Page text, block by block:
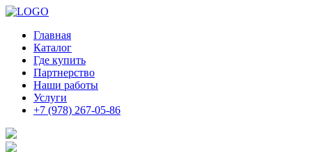
Главная
Каталог
Где купить
Партнерство
Наши работы
Услуги
+7 (978) 267-05-86